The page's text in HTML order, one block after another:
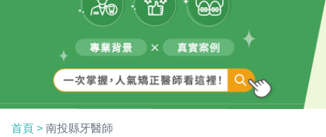
首頁 > 南投縣牙醫師